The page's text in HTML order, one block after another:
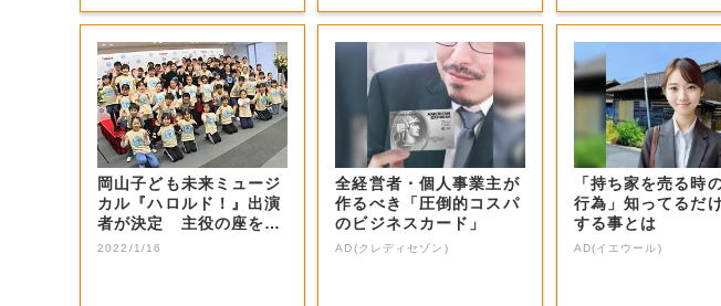
岡山子ども未来ミュージ
カル『ハロルド！』出演
者が決定 主役の座を射
止めた感想は…...
2022/1/16
全経営者・個人事業主が
作るべき「圧倒的コスパ
のビジネスカード」
AD(クレディセゾン)
「持ち家を売る時
行為」知ってるだ
する事とは
AD(イエウール)